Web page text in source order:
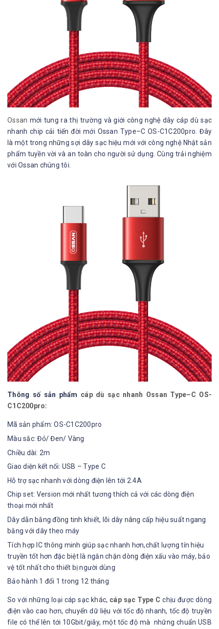
Ossan mới tung ra thị trường và giới công nghệ dây cáp dù sạc
nhanh chip cải tiến đời mới Ossan Type–C OS-C1C200pro. Đây
là một trong những sợi dây sạc hiệu mới với công nghệ Nhật sản
phẩm tuyền vời và an toàn cho người sử dụng. Cùng trải nghiệm
với Ossan chúng tôi.
Thông số sản phẩm cáp dù sạc nhanh Ossan Type–C OS-
C1C200pro:
Mã sản phẩm: OS-C1C200pro
Màu sắc: Đỏ/ Đen/ Vàng
Chiều dài: 2m
Giao diện kết nối: USB – Type C
Hỗ trợ sạc nhanh với dòng điện lên tới 2.4A
Chip set: Version mới nhất tương thích cả với các dòng điện
thoại mới nhất
Dây dẫn bằng đồng tinh khiết, lõi dây nâng cấp hiệu suất ngang
bằng với dây theo máy
Tích hợp IC thông minh giúp sạc nhanh hơn,chất lượng tín hiệu
truyền tốt hơn đặc biệt là ngăn chặn dòng điện xấu vào máy, bảo
vệ tốt nhất cho thiết bị người dùng
Bảo hành 1 đổi 1 trong 12 tháng
So với những loại cáp sạc khác, cáp sạc Type C chịu được dòng
điện vào cao hơn, chuyển dữ liệu với tốc độ nhanh, tốc độ truyền
file có thể lên tới 10Gbit/giây, một tốc độ mà những chuẩn USB